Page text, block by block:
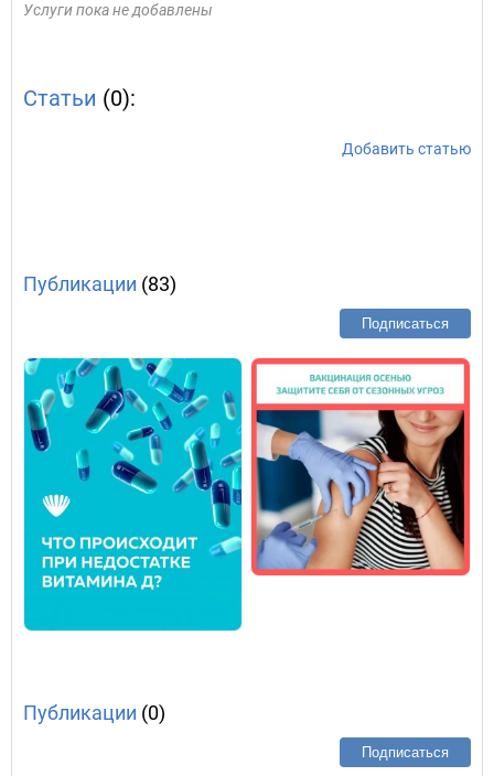
Услуги пока не добавлены
Статьи (0):
Добавить статью
Публикации (83)
Подписаться
Публикации (0)
Подписаться